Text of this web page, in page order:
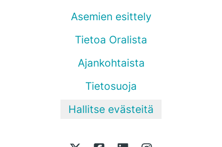
Asemien esittely
Tietoa Oralista
Ajankohtaista
Tietosuoja
Hallitse evästeitä